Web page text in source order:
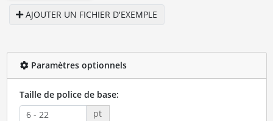
AJOUTER UN FICHIER D'EXEMPLE
Paramètres optionnels
Taille de police de base:
pt